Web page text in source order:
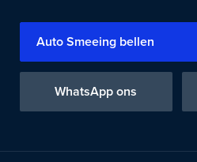
Auto Smeeing bellen
WhatsApp ons